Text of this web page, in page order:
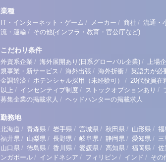
業種
IT・インターネット・ゲーム / メーカー / 商社 / 流通・
流・運輸 / その他(インフラ・教育・官公庁など)
こだわり条件
外資系企業 / 海外展開あり(日系グローバル企業) / 上場
規事業・新サービス / 海外出張 / 海外折衝 / 英語力が必
金調達済 / ポテンシャル採用（未経験可） / 20代役員在
以上 / インセンティブ制度 / ストックオプションあり /
募集企業の掲載求人 / ヘッドハンターの掲載求人
勤務地
北海道 / 青森県 / 岩手県 / 宮城県 / 秋田県 / 山形県 / 福
福井県 / 山梨県 / 長野県 / 岐阜県 / 静岡県 / 愛知県 / 三
山口県 / 徳島県 / 香川県 / 愛媛県 / 高知県 / 福岡県 / 佐
ンガポール / インドネシア / フィリピン / インド / その